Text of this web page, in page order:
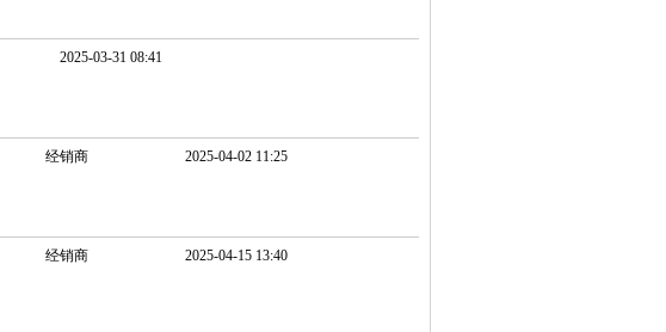
2025-03-31 08:41
经销商 2025-04-02 11:25
经销商 2025-04-15 13:40